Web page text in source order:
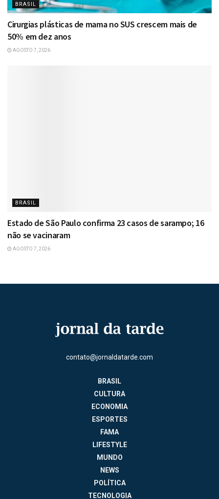
BRASIL
Cirurgias plásticas de mama no SUS crescem mais de
50% em dez anos
AGOSTO 7, 2026
BRASIL
Estado de São Paulo confirma 23 casos de sarampo; 16
não se vacinaram
AGOSTO 7, 2026
contato@jornaldatarde.com
BRASIL
CULTURA
ECONOMIA
ESPORTES
FAMA
LIFESTYLE
MUNDO
NEWS
POLÍTICA
TECNOLOGIA